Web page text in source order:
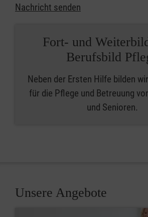
Nachricht senden
Fort- und
Berufsbild
Neben der Ersten Hilfe bilden
für die Pflege und Betreuung
und Senioren.
Unsere Angebote